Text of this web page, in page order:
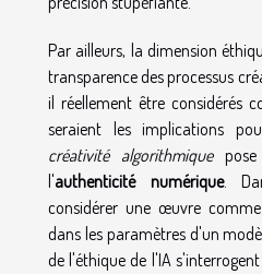
Par ailleurs, la dimension
transparence des processus
il réellement être considérés
seraient les implications
créativité algorithmiquepose
l'authenticité numérique.
considérer une œuvre
dans les paramètres d'un
de l'éthique de l'IA